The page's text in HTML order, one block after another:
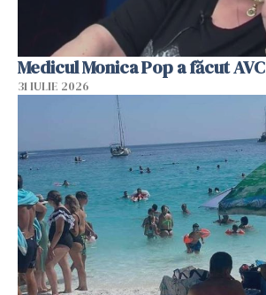
Medicul Monica Pop a făcut AVC
31 IULIE 2026